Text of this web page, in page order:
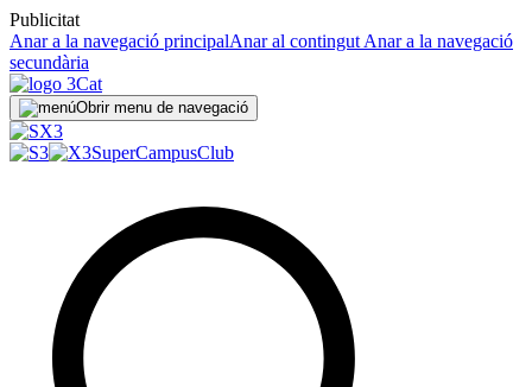
Publicitat
Anar a la navegació principalAnar al contingut Anar a la navegació
secundària
Obrir menu de navegació
SuperCampusClub